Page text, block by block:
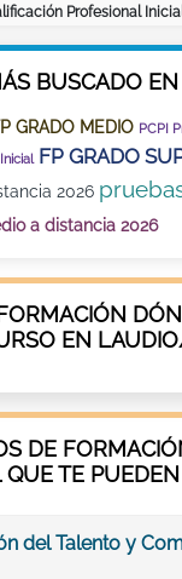
Profesional
BUSCADO
GRADO MEDIO PCPI
FP GRADO
2026
a distancia 2026
EN
DE
TE
del Talento y